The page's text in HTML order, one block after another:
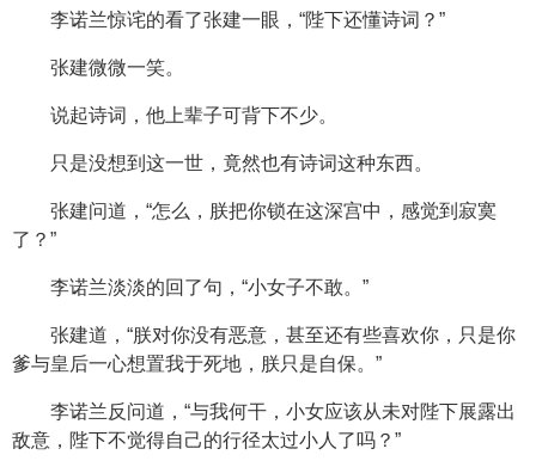
李诺兰惊诧的看了张建一眼，“陛下还懂诗词？”
张建微微一笑。
说起诗词，他上辈子可背下不少。
只是没想到这一世，竟然也有诗词这种东西。
张建问道，“怎么，朕把你锁在这深宫中，感觉到寂寞
了？”
李诺兰淡淡的回了句，“小女子不敢。”
张建道，“朕对你没有恶意，甚至还有些喜欢你，只是你
爹与皇后一心想置我于死地，朕只是自保。”
李诺兰反问道，“与我何干，小女应该从未对陛下展露出
敌意，陛下不觉得自己的行径太过小人了吗？”